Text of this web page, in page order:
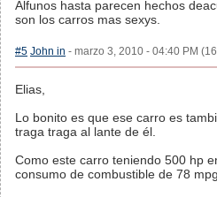
Alfunos hasta parecen hechos
son los carros mas sexys.
#5 John in - marzo 3, 2010 - 04:40 PM
Elias,
Lo bonito es que ese carro es
traga traga al lante de él.
Como este carro teniendo 500 hp
consumo de combustible de 78